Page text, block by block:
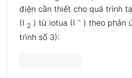
điện cần thiết cho quá trình
(I 2 ) từ iotua (I – ) theo phản
trình số 3):